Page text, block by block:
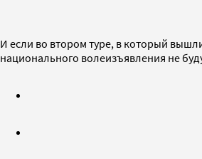
И если во втором туре, в который
национального волеизъявления не